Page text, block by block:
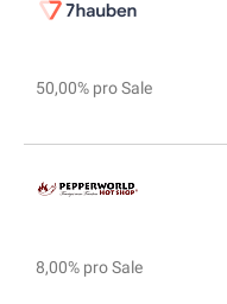
50,00% pro Sale
8,00% pro Sale